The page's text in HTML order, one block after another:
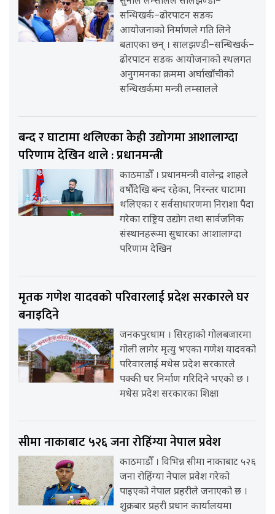
सन्धिखर्क–ढोरपाटन सडक
आयोजनाको निर्माणले गति लिने
बताएका छन् । सालझण्डी–सन्धिखर्क–
ढोरपाटन सडक आयोजनाको स्थलगत
अनुगमनका क्रममा अर्घाखाँचीको
सन्धिखर्कमा मन्त्री लम्सालले
बन्द र घाटामा थलिएका केही उद्योगमा आशालाग्दा
परिणाम देखिन थाले : प्रधानमन्त्री
काठमाडौँ । प्रधानमन्त्री वालेन्द्र शाहले
वर्षौंदेखि बन्द रहेका, निरन्तर घाटामा
थलिएका र सर्वसाधारणमा निराशा पैदा
गरेका राष्ट्रिय उद्योग तथा सार्वजनिक
संस्थानहरूमा सुधारका आशालाग्दा
परिणाम देखिन
मृतक गणेश यादवको परिवारलाई प्रदेश सरकारले घर
बनाइदिने
जनकपुरधाम । सिरहाको गोलबजारमा
गोली लागेर मृत्यु भएका गणेश यादवको
परिवारलाई मधेस प्रदेश सरकारले
पक्की घर निर्माण गरिदिने भएको छ ।
मधेस प्रदेश सरकारका शिक्षा
सीमा नाकाबाट ५२६ जना रोहिंग्या नेपाल प्रवेश
काठमाडौँ । विभिन्न सीमा नाकाबाट ५२६
जना रोहिंग्या नेपाल प्रवेश गरेको
पाइएको नेपाल प्रहरीले जनाएको छ ।
शुक्रबार प्रहरी प्रधान कार्यालयमा